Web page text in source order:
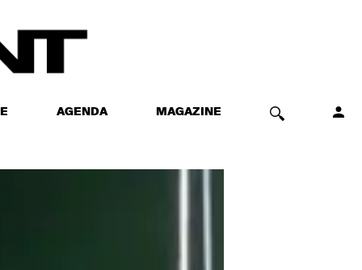
AGENDA MAGAZINE